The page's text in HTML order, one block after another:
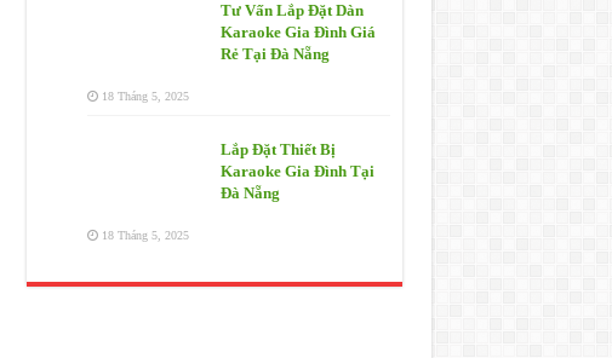
Tư Vấn Lắp Đặt Dàn
Karaoke Gia Đình Giá
Rẻ Tại Đà Nẵng
18 Tháng 5, 2025
Lắp Đặt Thiết Bị
Karaoke Gia Đình Tại
Đà Nẵng
18 Tháng 5, 2025